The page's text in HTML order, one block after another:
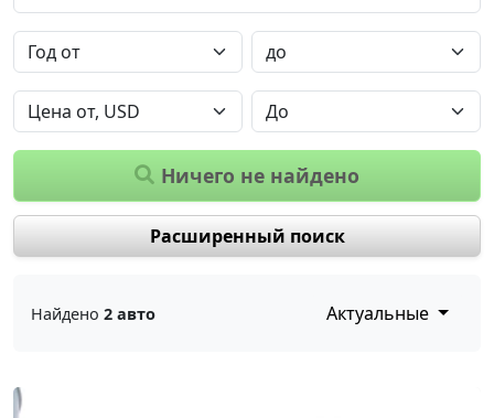
Ничего не найдено
Расширенный поиск
Найдено 2 авто Актуальные